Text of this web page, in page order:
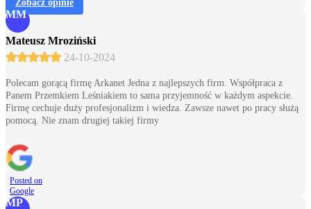
Zobacz opinie
MM
Mateusz Mroziński
24-10-2024
Polecam gorącą firmę Arkanet Jedna z najlepszych firm. Współpraca z
Panem Przemkiem Leśniakiem to sama przyjemność w każdym aspekcie.
Firmę cechuje duży profesjonalizm i wiedza. Zawsze nawet po pracy służą
pomocą. Nie znam drugiej takiej firmy
Posted on
Google
MP